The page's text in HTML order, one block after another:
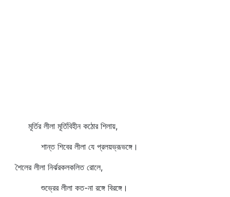
মূর্তির লীলা মূর্তিবিহীন কঠোর শিলায়,
শান্ত শিবের লীলা যে প্রলয়ভ্রূভঙ্গে।
শৈলের লীলা নির্ঝরকলকলিত রোলে,
শুভ্রের লীলা কত-না রঙ্গে বিরঙ্গে।